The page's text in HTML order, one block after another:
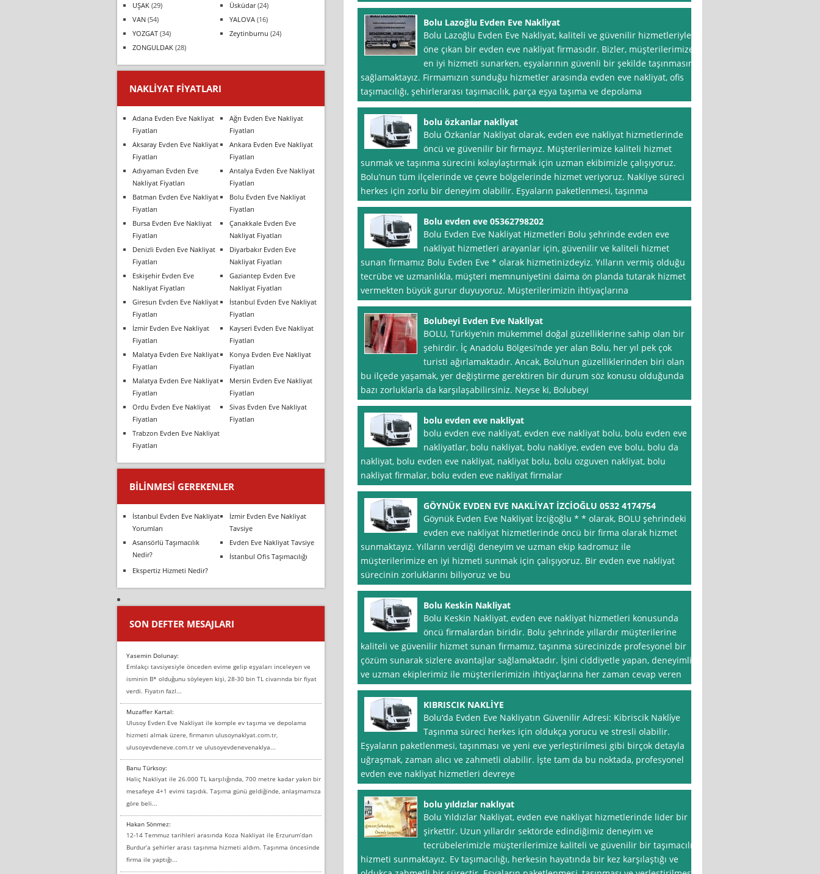
Bolu Lazoğlu Evden Eve Nakliyat
Bolu Lazoğlu Evden Eve Nakliyat, kaliteli ve güvenilir hizmetleriyle
öne çıkan bir evden eve nakliyat firmasıdır. Bizler, müşterilerimize
en iyi hizmeti sunarken, eşyalarının güvenli bir şekilde taşınmasını
sağlamaktayız. Firmamızın sunduğu hizmetler arasında evden eve nakliyat, ofis
taşımacılığı, şehirlerarası taşımacılık, parça eşya taşıma ve depolama
bolu özkanlar nakliyat
Bolu Özkanlar Nakliyat olarak, evden eve nakliyat hizmetlerinde
öncü ve güvenilir bir firmayız. Müşterilerimize kaliteli hizmet
sunmak ve taşınma sürecini kolaylaştırmak için uzman ekibimizle çalışıyoruz.
Bolu’nun tüm ilçelerinde ve çevre bölgelerinde hizmet veriyoruz. Nakliye süreci
herkes için zorlu bir deneyim olabilir. Eşyaların paketlenmesi, taşınma
Bolu evden eve 05362798202
Bolu Evden Eve Nakliyat Hizmetleri Bolu şehrinde evden eve
nakliyat hizmetleri arayanlar için, güvenilir ve kaliteli hizmet
sunan firmamız Bolu Evden Eve * olarak hizmetinizdeyiz. Yılların vermiş olduğu
tecrübe ve uzmanlıkla, müşteri memnuniyetini daima ön planda tutarak hizmet
vermekten büyük gurur duyuyoruz. Müşterilerimizin ihtiyaçlarına
Bolubeyi Evden Eve Nakliyat
BOLU, Türkiye’nin mükemmel doğal güzelliklerine sahip olan bir
şehirdir. İç Anadolu Bölgesi’nde yer alan Bolu, her yıl pek çok
turisti ağırlamaktadır. Ancak, Bolu’nun güzelliklerinden biri olan
bu ilçede yaşamak, yer değiştirme gerektiren bir durum söz konusu olduğunda
bazı zorluklarla da karşılaşabilirsiniz. Neyse ki, Bolubeyi
bolu evden eve nakliyat
bolu evden eve nakliyat, evden eve nakliyat bolu, bolu evden eve
nakliyatlar, bolu nakliyat, bolu nakliye, evden eve bolu, bolu da
nakliyat, bolu evden eve nakliyat, nakliyat bolu, bolu ozguven nakliyat, bolu
nakliyat firmalar, bolu evden eve nakliyat firmalar
GÖYNÜK EVDEN EVE NAKLİYAT İZCİOĞLU 0532 4174754
Göynük Evden Eve Nakliyat İzciğoğlu * * olarak, BOLU şehrindeki
evden eve nakliyat hizmetlerinde öncü bir firma olarak hizmet
sunmaktayız. Yılların verdiği deneyim ve uzman ekip kadromuz ile
müşterilerimize en iyi hizmeti sunmak için çalışıyoruz. Bir evden eve nakliyat
sürecinin zorluklarını biliyoruz ve bu
Bolu Keskin Nakliyat
Bolu Keskin Nakliyat, evden eve nakliyat hizmetleri konusunda
öncü firmalardan biridir. Bolu şehrinde yıllardır müşterilerine
kaliteli ve güvenilir hizmet sunan firmamız, taşınma sürecinizde profesyonel bir
çözüm sunarak sizlere avantajlar sağlamaktadır. İşini ciddiyetle yapan, deneyimli
ve uzman ekiplerimiz ile müşterilerimizin ihtiyaçlarına her zaman cevap veren
KIBRISCIK NAKLİYE
Bolu‘da Evden Eve Nakliyatın Güvenilir Adresi: Kibriscik Nakli̇ye
Taşınma süreci herkes için oldukça yorucu ve stresli olabilir.
Eşyaların paketlenmesi, taşınması ve yeni eve yerleştirilmesi gibi birçok detayla
uğraşmak, zaman alıcı ve zahmetli olabilir. İşte tam da bu noktada, profesyonel
evden eve nakliyat hizmetleri devreye
bolu yıldızlar naklıyat
Bolu Yıldızlar Nakliyat, evden eve nakliyat hizmetlerinde lider bir
şirkettir. Uzun yıllardır sektörde edindiğimiz deneyim ve
tecrübelerimizle müşterilerimize kaliteli ve güvenilir bir taşımacılık
hizmeti sunmaktayız. Ev taşımacılığı, herkesin hayatında bir kez karşılaştığı ve
UŞAK (29) Üsküdar(24)
VAN (54) YALOVA (16)
YOZGAT (34) Zeytinburnu (24)
ZONGULDAK (28)
NAKLIYAT FIYATLARI
Adana Evden Eve Nakliyat
Fiyatları
Ağrı Evden Eve Nakliyat
Fiyatları
Aksaray Evden Eve Nakliyat
Fiyatları
Ankara Evden Eve Nakliyat
Fiyatları
Adıyaman Evden Eve
Nakliyat Fiyatları
Antalya Evden Eve Nakliyat
Fiyatları
Batman Evden Eve Nakliyat
Fiyatları
Bolu Evden Eve Nakliyat
Fiyatları
Bursa Evden Eve Nakliyat
Fiyatları
Çanakkale Evden Eve
Nakliyat Fiyatları
Denizli Evden Eve Nakliyat
Fiyatları
Diyarbakır Evden Eve
Nakliyat Fiyatları
Eskişehir Evden Eve
Nakliyat Fiyatları
Gaziantep Evden Eve
Nakliyat Fiyatları
Giresun Evden Eve Nakliyat
Fiyatları
İstanbul Evden Eve Nakliyat
Fiyatları
İzmir Evden Eve Nakliyat
Fiyatları
Kayseri Evden Eve Nakliyat
Fiyatları
Malatya Evden Eve Nakliyat
Fiyatları
Konya Evden Eve Nakliyat
Fiyatları
Malatya Evden Eve Nakliyat
Fiyatları
Mersin Evden Eve Nakliyat
Fiyatları
Ordu Evden Eve Nakliyat
Fiyatları
Sivas Evden Eve Nakliyat
Fiyatları
Trabzon Evden Eve Nakliyat
Fiyatları
BILINMESI GEREKENLER
İstanbul Evden Eve Nakliyat
Yorumları
İzmir Evden Eve Nakliyat
Tavsiye
Asansörlü Taşımacılık
Nedir?
Evden Eve Nakliyat Tavsiye
İstanbul Ofis Taşımacılığı
Ekspertiz Hizmeti Nedir?
SON DEFTER MESAJLARI
Yasemin Dolunay:
Emlakçı tavsiyesiyle önceden evime gelip eşyaları inceleyen ve
isminin B* olduğunu söyleyen kişi, 28-30 bin TL civarında bir fiyat
verdi. Fiyatın fazl...
Muzaffer Kartal:
Ulusoy Evden Eve Nakliyat ile komple ev taşıma ve depolama
hizmeti almak üzere, firmanın ulusoynaklyat.com.tr,
ulusoyevdeneve.com.tr ve ulusoyevdenevenaklya...
Banu Türksoy:
Haliç Nakliyat ile 26.000 TL karşılığında, 700 metre kadar yakın bir
mesafeye 4+1 evimi taşıdık. Taşıma günü geldiğinde, anlaşmamıza
göre beli...
Hakan Sönmez:
12-14 Temmuz tarihleri arasında Koza Nakliyat ile Erzurum’dan
Burdur’a şehirler arası taşınma hizmeti aldım. Taşınma öncesinde
firma ile yaptığı...